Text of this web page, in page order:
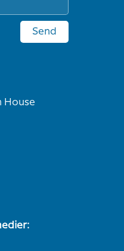
Send
House